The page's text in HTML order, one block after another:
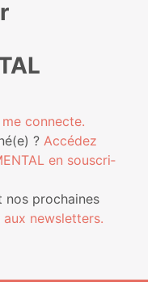
me connecte.
? Accé­dez
en sous­cri­
pro­chaines
aux newsletters.